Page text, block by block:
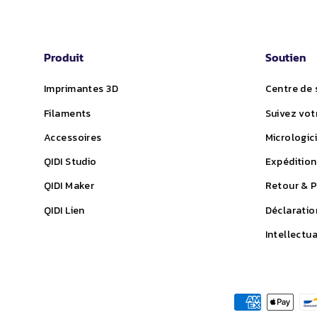
Produit
Imprimantes 3D
Filaments
Accessoires
QIDI Studio
QIDI Maker
QIDI Lien
Soutien
Centre de
Suivez
Retour &